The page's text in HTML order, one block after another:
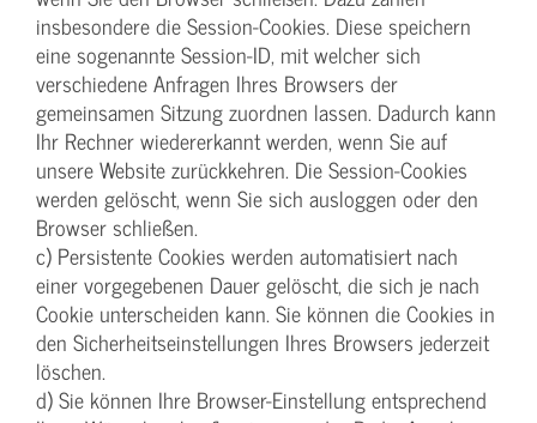
insbesondere die Session-Cookies. Diese speichern
eine sogenannte Session-ID, mit welcher sich
verschiedene Anfragen Ihres Browsers der
gemeinsamen Sitzung zuordnen lassen. Dadurch kann
Ihr Rechner wiedererkannt werden, wenn Sie auf
unsere Website zurückkehren. Die Session-Cookies
werden gelöscht, wenn Sie sich ausloggen oder den
Browser schließen.
c) Persistente Cookies werden automatisiert nach
einer vorgegebenen Dauer gelöscht, die sich je nach
Cookie unterscheiden kann. Sie können die Cookies in
den Sicherheitseinstellungen Ihres Browsers jederzeit
löschen.
d) Sie können Ihre Browser-Einstellung entsprechend